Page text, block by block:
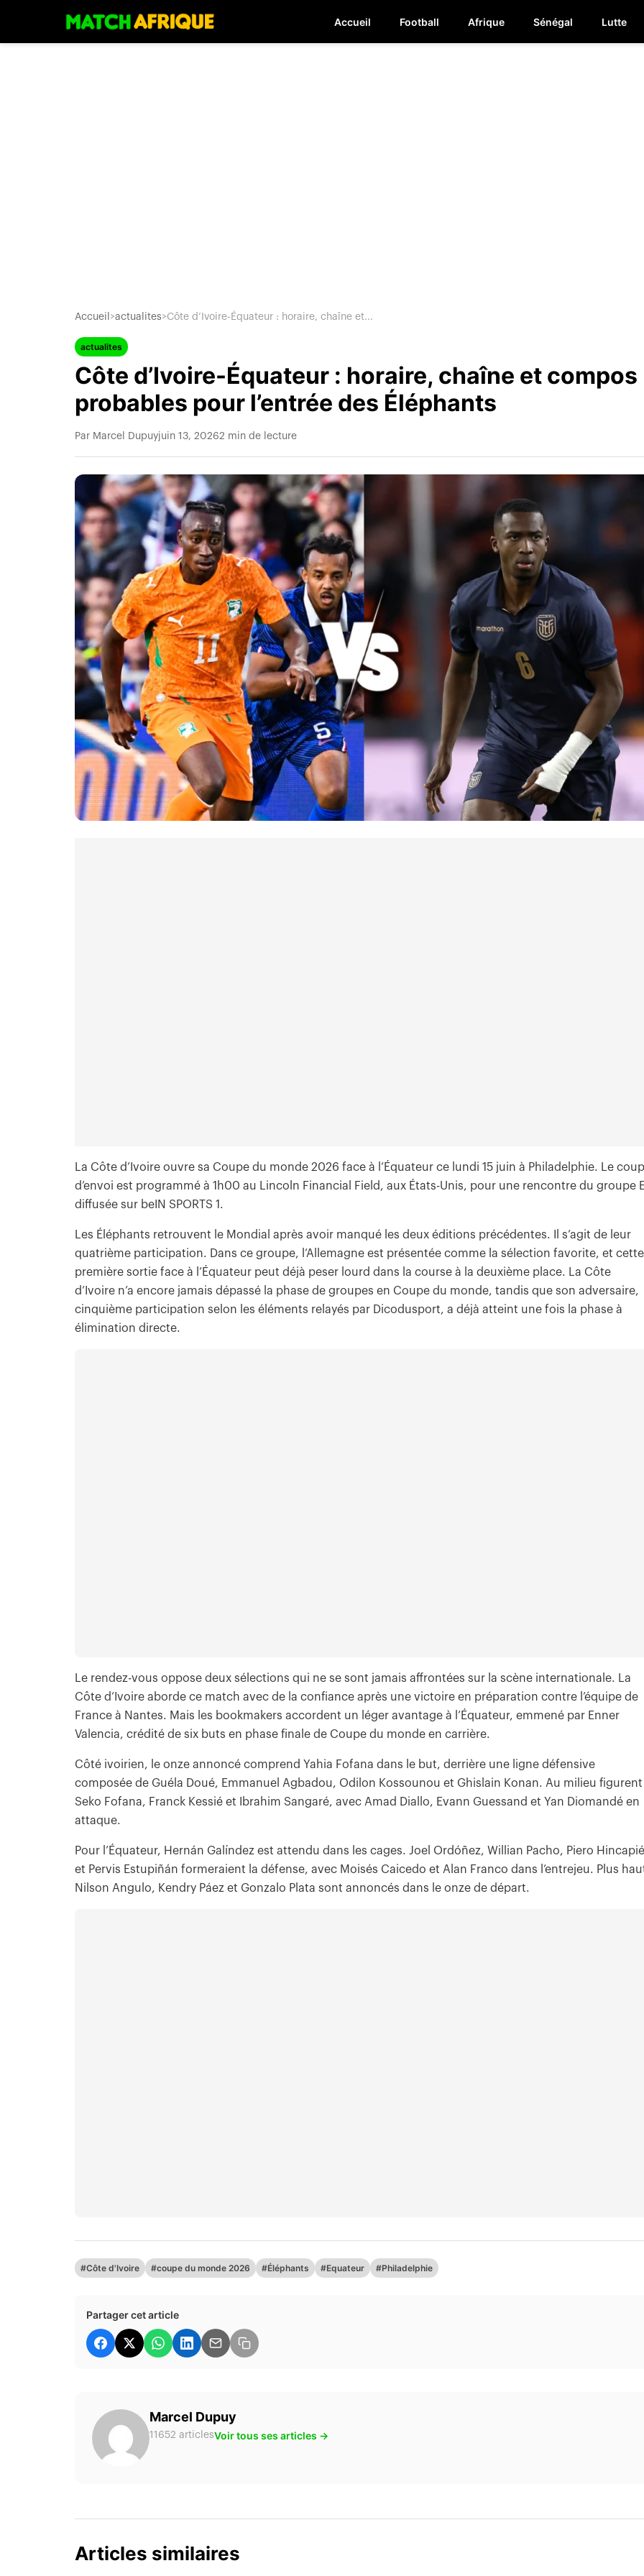
Accueil Football Afrique Sénégal Lutte
Accueil >actualites>Côte d’Ivoire-Équateur : horaire, chaîne et...
actualites
Côte d’Ivoire-Équateur : horaire, chaîne et compos
probables pour l’entrée des Éléphants
Par Marcel Dupuyjuin 13, 20262 min de lecture
La Côte d’Ivoire ouvre sa Coupe du monde 2026 face à l’Équateur ce lundi 15 juin à Philadelphie. Le coup
d’envoi est programmé à 1h00 au Lincoln Financial Field, aux États-Unis, pour une rencontre du groupe
diffusée sur beIN SPORTS 1.
Les Éléphants retrouvent le Mondial après avoir manqué les deux éditions précédentes. Il s’agit de leur
quatrième participation. Dans ce groupe, l’Allemagne est présentée comme la sélection favorite, et cette
première sortie face à l’Équateur peut déjà peser lourd dans la course à la deuxième place. La Côte
d’Ivoire n’a encore jamais dépassé la phase de groupes en Coupe du monde, tandis que son adversaire,
cinquième participation selon les éléments relayés par Dicodusport, a déjà atteint une fois la phase à
élimination directe.
Le rendez-vous oppose deux sélections qui ne se sont jamais affrontées sur la scène internationale. La
Côte d’Ivoire aborde ce match avec de la confiance après une victoire en préparation contre l’équipe de
France à Nantes. Mais les bookmakers accordent un léger avantage à l’Équateur, emmené par Enner
Valencia, crédité de six buts en phase finale de Coupe du monde en carrière.
Côté ivoirien, le onze annoncé comprend Yahia Fofana dans le but, derrière une ligne défensive
composée de Guéla Doué, Emmanuel Agbadou, Odilon Kossounou et Ghislain Konan. Au milieu figurent
Seko Fofana, Franck Kessié et Ibrahim Sangaré, avec Amad Diallo, Evann Guessand et Yan Diomandé en
attaque.
Pour l’Équateur, Hernán Galíndez est attendu dans les cages. Joel Ordóñez, Willian Pacho, Piero Hincapié
et Pervis Estupiñán formeraient la défense, avec Moisés Caicedo et Alan Franco dans l’entrejeu. Plus
Nilson Angulo, Kendry Páez et Gonzalo Plata sont annoncés dans le onze de départ.
#Côte d'Ivoire #coupe du monde 2026 #Éléphants #Equateur #Philadelphie
Partager cet article
Marcel Dupuy
11652 articlesVoir tous ses articles →
Articles similaires